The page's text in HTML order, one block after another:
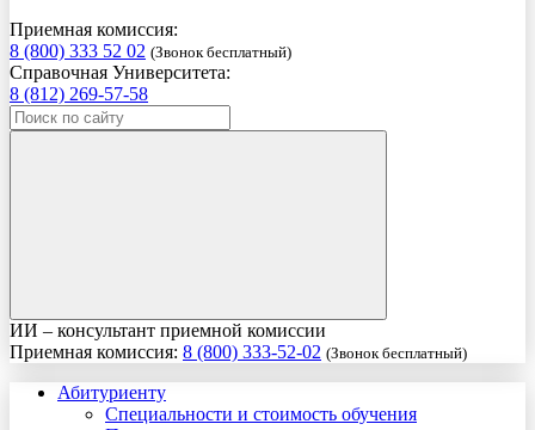
Приемная комиссия:
8 (800) 333 52 02 (Звонок бесплатный)
Справочная Университета:
8 (812) 269-57-58
ИИ – консультант приемной комиссии
Приемная комиссия: 8 (800) 333-52-02 (Звонок бесплатный)
Абитуриенту
Специальности и стоимость обучения